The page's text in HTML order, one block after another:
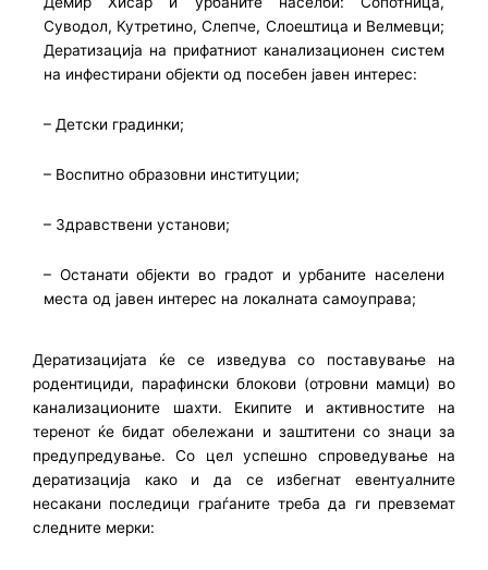
Суводол, Кутретино, Слепче, Слоештица и Велмевци;
Дератизација на прифатниот канализационен систем
на инфестирани објекти од посебен јавен интерес:
– Детски градинки;
– Воспитно образовни институции;
– Здравствени установи;
– Останати објекти во градот и урбаните населени
места од јавен интерес на локалната самоуправа;
Дератизацијата ќе се изведува со поставување на
родентициди, парафински блокови (отровни мамци) во
канализационите шахти. Екипите и активностите на
теренот ќе бидат обележани и заштитени со знаци за
предупредување. Со цел успешно спроведување на
дератизација како и да се избегнат евентуалните
несакани последици граѓаните треба да ги превземат
следните мерки: